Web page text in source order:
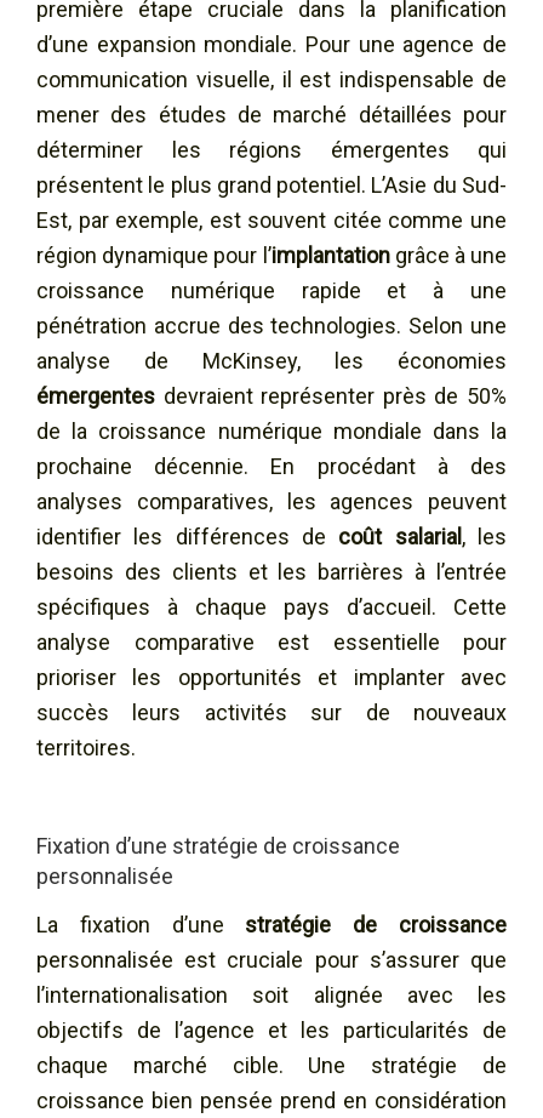
première étape cruciale dans la planification
d’une expansion mondiale. Pour une agence de
communication visuelle, il est indispensable de
mener des études de marché détaillées pour
déterminer les régions émergentes qui
présentent le plus grand potentiel. L’Asie du Sud-
Est, par exemple, est souvent citée comme une
région dynamique pour l’implantationgrâce à une
croissance numérique rapide et à une
pénétration accrue des technologies. Selon une
analyse de McKinsey, les économies
émergentes devraient représenter près de 50%
de la croissance numérique mondiale dans la
prochaine décennie. En procédant à des
analyses comparatives, les agences peuvent
identifier les différences de coût salarial, les
besoins des clients et les barrières à l’entrée
spécifiques à chaque pays d’accueil. Cette
analyse comparative est essentielle pour
prioriser les opportunités et implanter avec
succès leurs activités sur de nouveaux
territoires.
Fixation d’une stratégie de croissance
personnalisée
La fixation d’une stratégie de croissance
personnalisée est cruciale pour s’assurer que
l’internationalisation soit alignée avec les
objectifs de l’agence et les particularités de
chaque marché cible. Une stratégie de
croissance bien pensée prend en considération